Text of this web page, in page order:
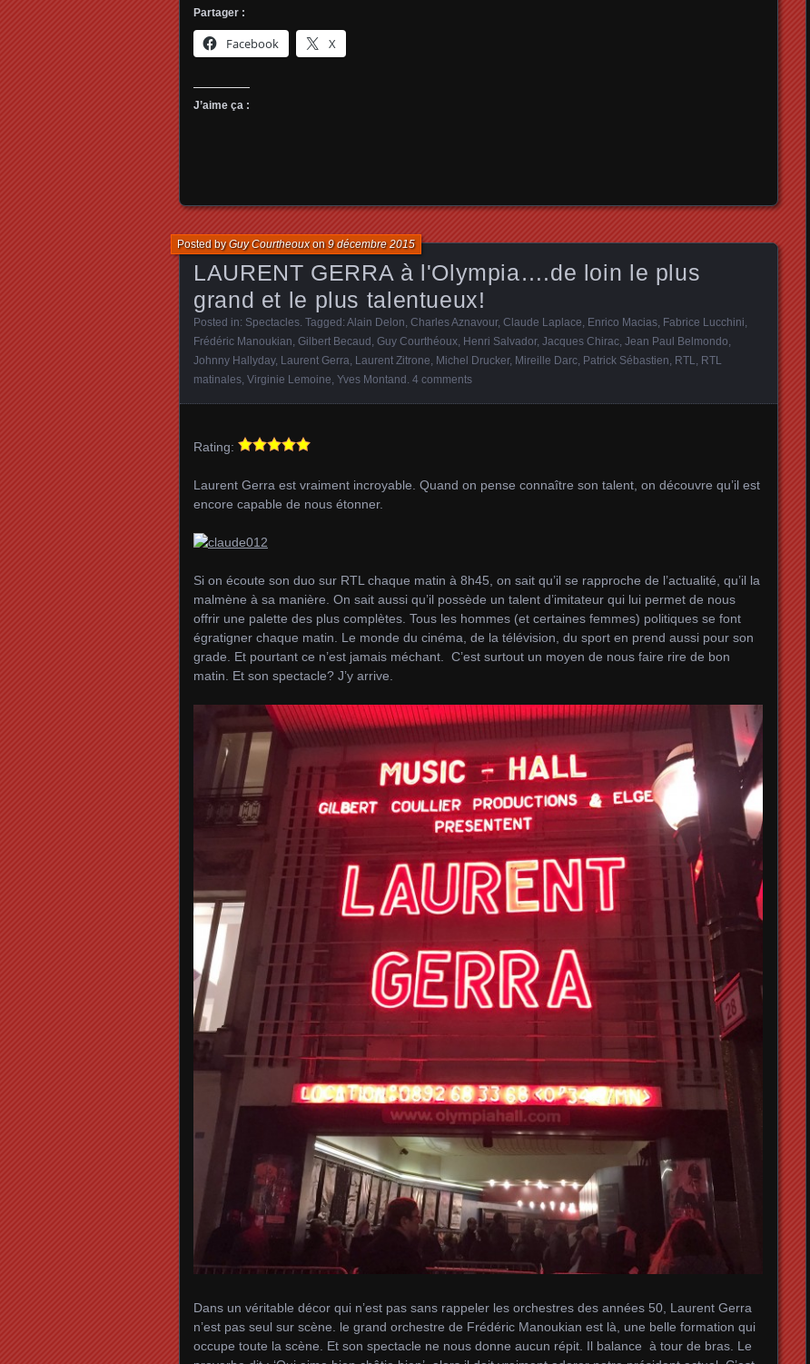
Partager :
Facebook X
J’aime ça :
LAURENT GERRA à l'Olympia….de loin le plus
grand et le plus talentueux!
Posted byGuy Courtheouxon9 décembre 2015
Posted in: Spectacles . Tagged: Alain Delon Charles Aznavour, Claude Laplace Enrico Macias Fabrice Lucchini
Frédéric Manoukian Gilbert Becaud Guy Courthéoux Henri Salvador, Jacques Chirac Jean Paul Belmondo
Johnny Hallyday, Laurent Gerra Laurent Zitrone Michel Drucker, Mireille Darc Patrick Sébastien RTL
RTL
matinales Virginie Lemoine Yves Montand 4 comments
Rating:
Laurent Gerra est vraiment incroyable. Quand on pense connaître son talent, on découvre qu’il est
encore capable de nous étonner.
Si on écoute son duo sur RTL chaque matin à 8h45, on sait qu’il se rapproche de l’actualité, qu’il la
malmène à sa manière. On sait aussi qu’il possède un talent d’imitateur qui lui permet de nous
offrir une palette des plus complètes. Tous les hommes (et certaines femmes) politiques se font
égratigner chaque matin. Le monde du cinéma, de la télévision, du sport en prend aussi pour son
grade. Et pourtant ce n’est jamais méchant. C’est surtout un moyen de nous faire rire de bon
matin. Et son spectacle? J’y arrive.
Dans un véritable décor qui n’est pas sans rappeler les orchestres des années 50, Laurent Gerra
n’est pas seul sur scène. le grand orchestre de Frédéric Manoukian est là, une belle formation qui
occupe toute la scène. Et son spectacle ne nous donne aucun répit. Il balance à tour de bras. Le